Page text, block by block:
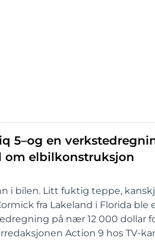
5–og en
om elbilkonstruksjon
i bilen. Litt fuktig teppe,
fra Lakeland i Florida
på nær 12 000 dollar
Action 9 hos TV-